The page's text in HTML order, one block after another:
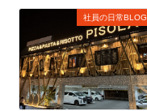
社員の日常BLOG